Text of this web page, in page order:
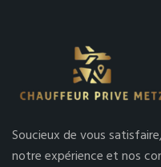
Soucieux de vous
notre expérience et nos